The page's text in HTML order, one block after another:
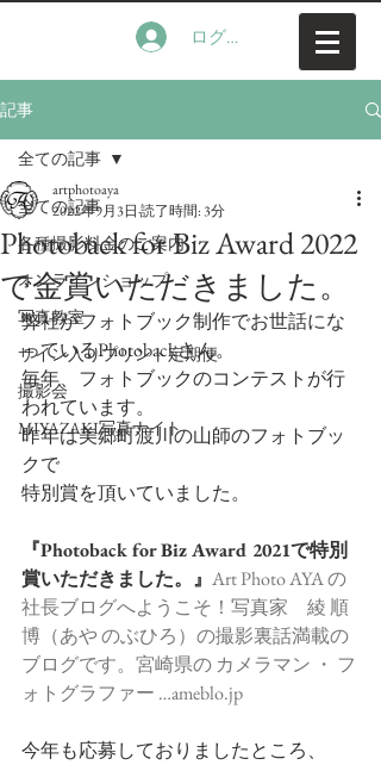
ログイン
記事
全ての記事
各種撮影料金のご案内
オンラインショップ
写真教室
サイン入りプリント定期便
撮影会
MIYAZAKI写真ナイト
全ての記事
Photoback for Biz Award 2022
で金賞いただきました。
artphotoaya
2022年9月3日 読了時間: 3分
弊社がフォトブック制作でお世話にな
っているPhotobackさん。
毎年、フォトブックのコンテストが行
われています。
昨年は美郷町渡川の山師のフォトブッ
クで
特別賞を頂いていました。
『Photoback for Biz Award 2021で特別
賞いただきました。』 Art Photo AYA の
社長ブログへようこそ！写真家　綾 順
博（あや のぶひろ）の撮影裏話満載の
ブログです。宮崎県の カメラマン ・ フ
ォトグラファー …ameblo.jp
今年も応募しておりましたところ、